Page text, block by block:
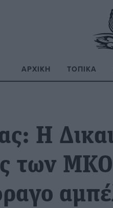
ΑΡΧΙΚΉ ΤΟΠΙΚΆ
Η
των